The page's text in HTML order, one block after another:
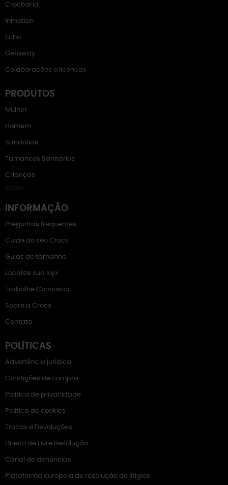
Crocband
Inmotion
Echo
Getaway
Colaborações e licenças
PRODUTOS
Mulher
Homem
Sandálias
Tamancos Sanitários
Crianças
Botas
INFORMAÇÃO
Preguntas frequentes
Cuide do seu Crocs
Guias de tamanho
Localize sua loja
Trabalhe Connosco
Sobre a Crocs
Contato
POLÍTICAS
Advertência jurídica
Condições de compra
Política de privacidade
Política de cookies
Trocas e Devoluções
Direito de Livre Resolução
Canal de denúncias
Plataforma europeia de resolução de litígios